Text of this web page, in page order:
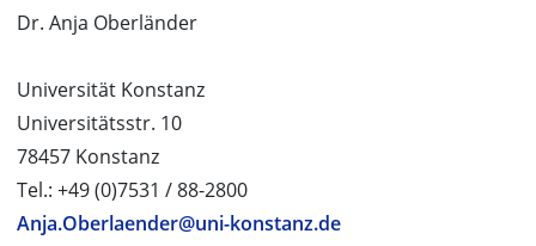
Dr. Anja Oberländer
Universität Konstanz
Universitätsstr. 10
78457 Konstanz
Tel.: +49 (0)7531 / 88-2800
Anja.Oberlaender@uni-konstanz.de